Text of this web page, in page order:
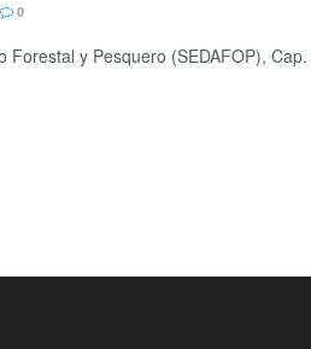
0
y Pesquero (SEDAFOP),